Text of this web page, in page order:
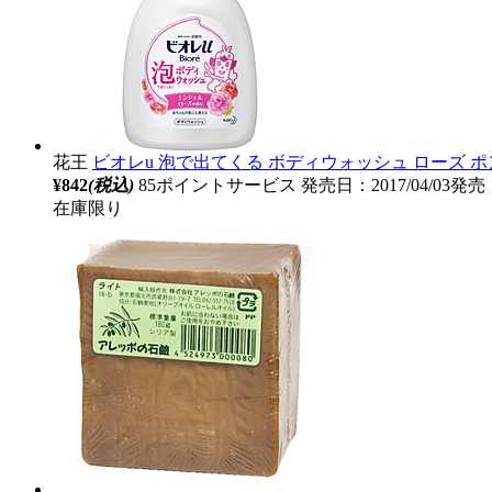
花王 ビオレu 泡で出てくる ボディウォッシュ ローズ ポ
¥842(税込) 85ポイントサービス 発売日：2017/04/03発売
在庫限り